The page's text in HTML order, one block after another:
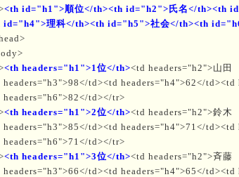
<th id="h1">順位</th><th id="h2">氏名</th><th
id="h4">理科</th><th id="h5">社会</th><th
<th headers="h1">1位</th><td headers="h2">山
headers="h3">98</td><td headers="h4">62</td><td
headers="h6">82</td></tr>
<th headers="h1">2位</th><td headers="h2">鈴
headers="h3">85</td><td headers="h4">71</td><td
headers="h6">71</td></tr>
<th headers="h1">3位</th><td headers="h2">斉
headers="h3">66</td><td headers="h4">65</td><td